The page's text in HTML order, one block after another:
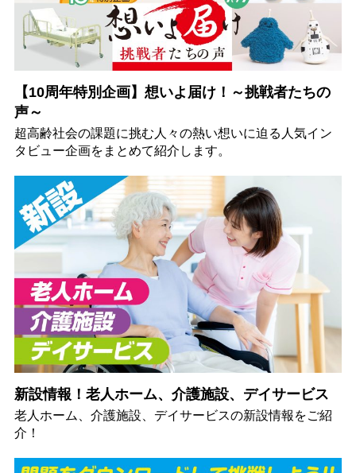
【10周年特別企画】想いよ届け！～挑戦者たちの
声～
超高齢社会の課題に挑む人々の熱い想いに迫る人気イン
タビュー企画をまとめて紹介します。
新設情報！老人ホーム、介護施設、デイサービス
老人ホーム、介護施設、デイサービスの新設情報をご紹
介！